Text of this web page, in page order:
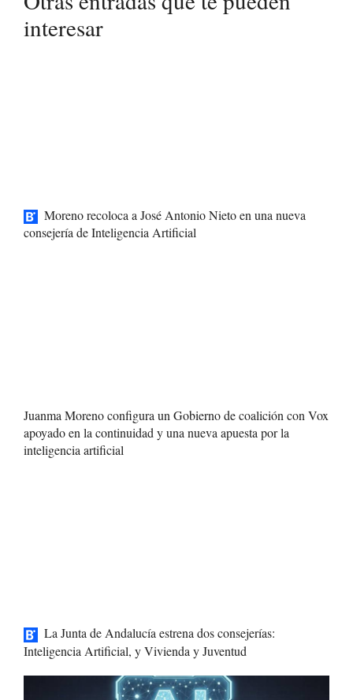
interesar
Moreno recoloca a José Antonio Nieto en una nueva
consejería de Inteligencia Artificial
Juanma Moreno configura un Gobierno de coalición con Vox
apoyado en la continuidad y una nueva apuesta por la
inteligencia artificial
La Junta de Andalucía estrena dos consejerías:
Inteligencia Artificial, y Vivienda y Juventud